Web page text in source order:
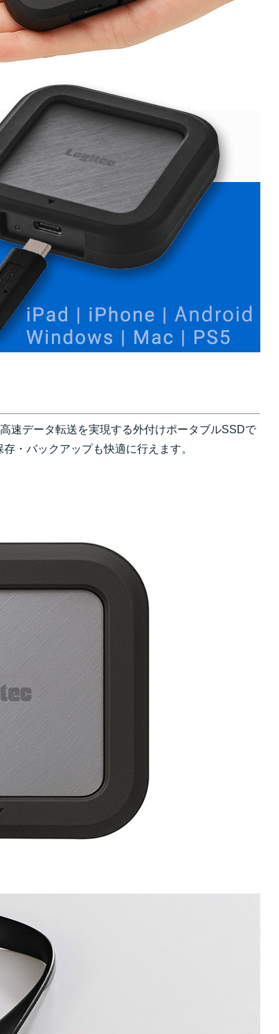
速データ転送を実現する外付けポータブルSSDで
・バックアップも快適に行えます。